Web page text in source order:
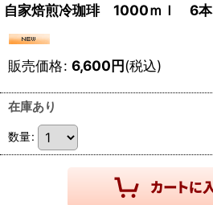
自家焙煎冷珈琲 1000ｍｌ 6本
販売価格: 6,600円(税込)
在庫あり
数量: